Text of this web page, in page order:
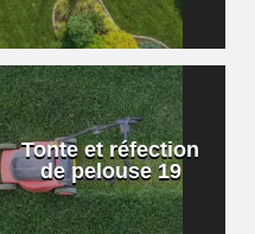
Tonte et réfection
de pelouse 19